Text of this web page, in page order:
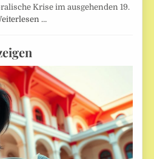
Krise im ausgehenden 19.
…